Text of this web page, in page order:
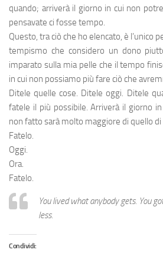
quando; arriverà il giorno in cui non
pensavate ci fosse tempo.
Questo, tra ciò che ho elencato, è l’unico
tempismo che considero un dono
imparato sulla mia pelle che il tempo
in cui non possiamo più fare ciò che
Ditele quelle cose. Ditele oggi. Ditele
fatele il più possibile. Arriverà il giorno
non fatto sarà molto maggiore di quello
Fatelo.
Oggi.
Ora.
Fatelo.
You lived what anybody gets. You
less.
Condividi: